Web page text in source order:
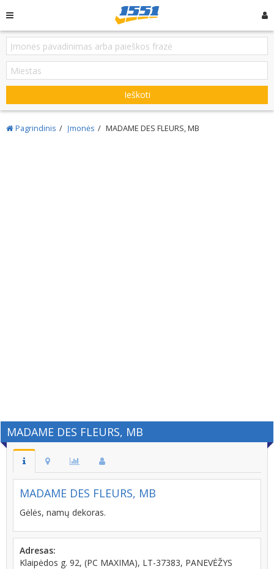
Ieškoti
Pagrindinis Įmonės MADAME DES FLEURS, MB
MADAME DES FLEURS, MB
MADAME DES FLEURS, MB
Gėlės, namų dekoras.
Adresas:
Klaipėdos g. 92, (PC MAXIMA), LT-37383, PANEVĖŽYS